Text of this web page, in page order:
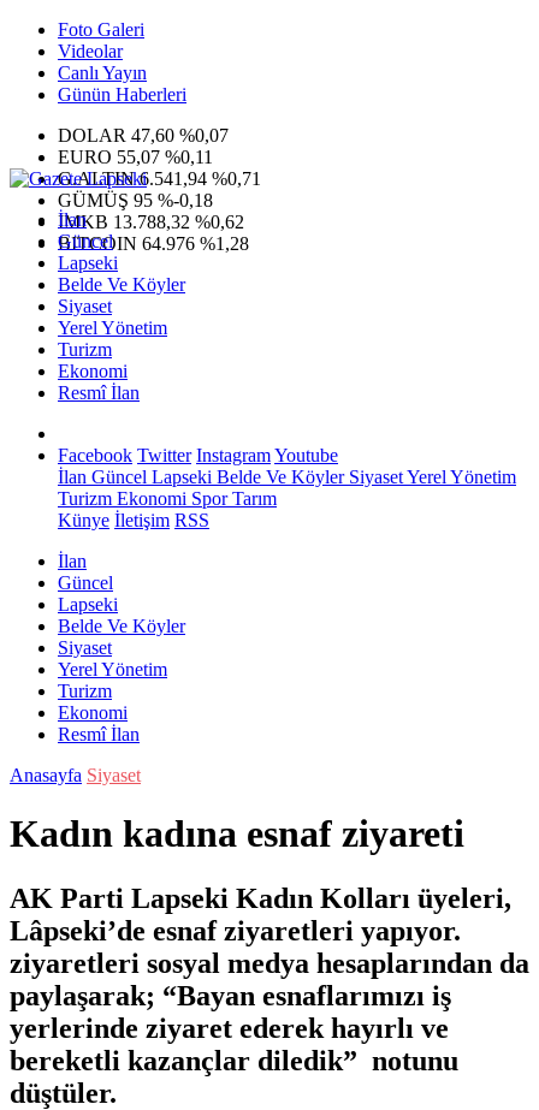
Foto Galeri
Videolar
Canlı Yayın
Günün Haberleri
DOLAR 47,60 %0,07
EURO 55,07 %0,11
G.ALTIN6.541,94 %0,71
GÜMÜŞ 95 %-0,18
IMKB 13.788,32 %0,62
BITCOIN 64.976 %1,28
İlan
Güncel
Lapseki
Belde Ve Köyler
Siyaset
Yerel Yönetim
Turizm
Ekonomi
Resmî İlan
Facebook Twitter InstagramYoutube
İlan Güncel Lapseki Belde Ve KöylerSiyasetYerel Yönetim
Turizm Ekonomi SporTarım
Künye İletişim RSS
İlan
Güncel
Lapseki
Belde Ve Köyler
Siyaset
Yerel Yönetim
Turizm
Ekonomi
Resmî İlan
Anasayfa Siyaset
Kadın kadına esnaf ziyareti
AK Parti Lapseki Kadın Kolları üyeleri,
Lâpseki’de esnaf ziyaretleri yapıyor.
ziyaretleri sosyal medya hesaplarından da
paylaşarak; “Bayan esnaflarımızı iş
yerlerinde ziyaret ederek hayırlı ve
bereketli kazançlar diledik” notunu
düştüler.